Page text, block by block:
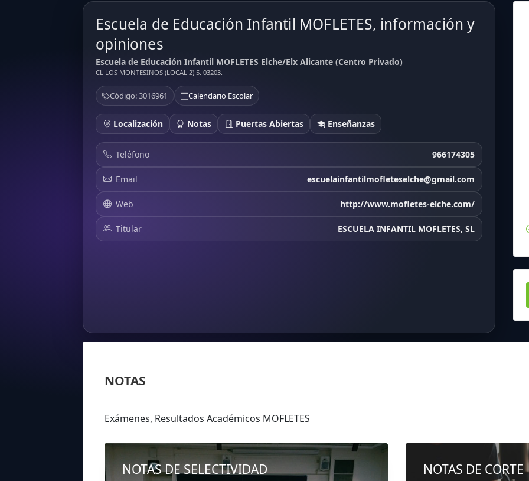
Escuela de Educación Infantil MOFLETES, información y
opiniones
Escuela de Educación Infantil MOFLETES Elche/Elx Alicante (Centro Privado)
CL LOS MONTESINOS (LOCAL 2) 5. 03203.
Código: 3016961 Calendario Escolar
Localización Notas Puertas Abiertas Enseñanzas
Teléfono 966174305
Email escuelainfantilmofleteselche@gmail.com
Web http://www.mofletes-elche.com/
Titular ESCUELA INFANTIL MOFLETES, SL
NOTAS
Exámenes, Resultados Académicos MOFLETES
NOTAS DE SELECTIVIDAD NOTAS DE CORTE